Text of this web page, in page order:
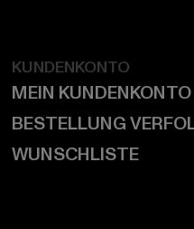
KUNDENKONTO
MEIN KUNDENKONTO
BESTELLUNG
WUNSCHLISTE